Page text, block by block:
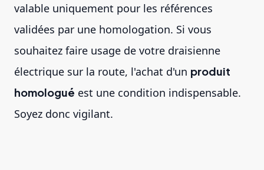
valable uniquement pour les références
validées par une homologation. Si vous
souhaitez faire usage de votre draisienne
électrique sur la route, l'achat d'un produit
homologué est une condition indispensable.
Soyez donc vigilant.